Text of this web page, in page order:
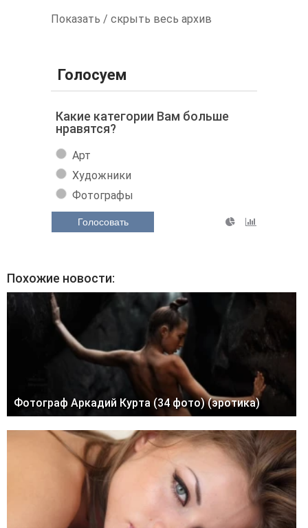
Показать / скрыть весь архив
Голосуем
Какие категории Вам больше
нравятся?
Арт
Художники
Фотографы
Голосовать
Похожие новости:
Фотограф Аркадий Курта (34 фото) (эротика)